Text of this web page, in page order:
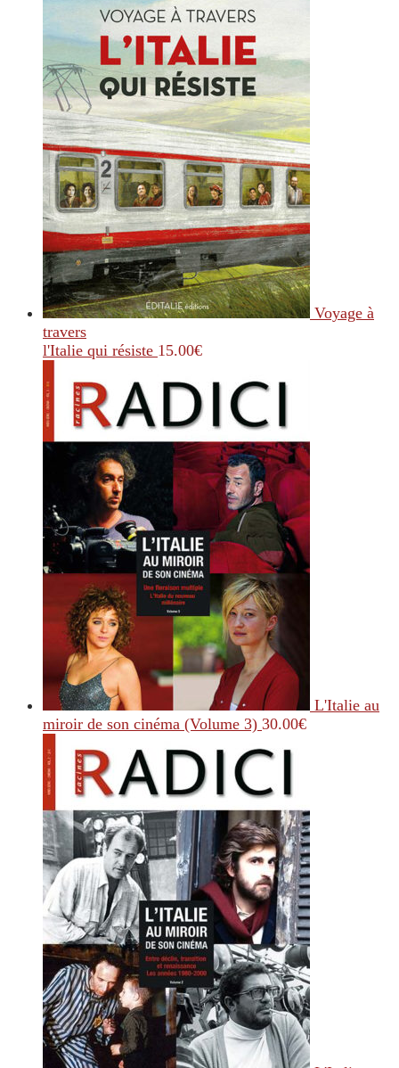
Voyage à
travers
l'Italie qui résiste 15.00€
L'Italie au
miroir de son cinéma (Volume 3) 30.00€